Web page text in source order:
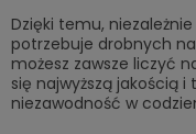
Dzięki temu,
potrzebuje drobnych
możesz zawsze liczyć
się najwyższą jakością i
niezawodność w